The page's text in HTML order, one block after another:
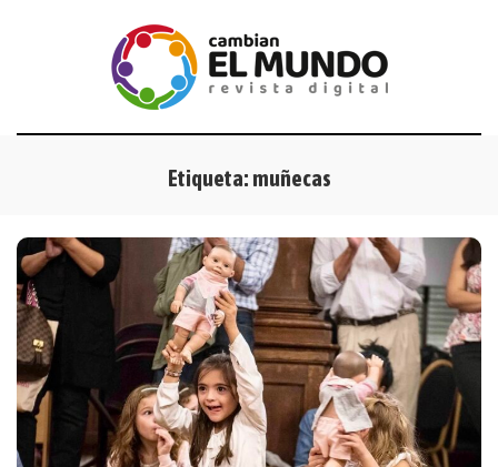
Etiqueta:muñecas